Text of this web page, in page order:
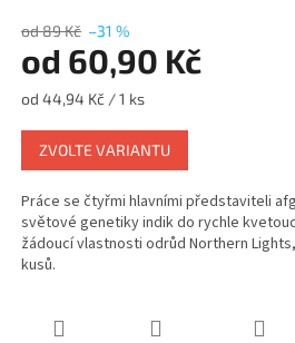
od 89 Kč –31 %
od 60,90 Kč
Měrná
od 44,94 Kč / 1 ks
ZVOLTE VARIANTU
Práce se čtyřmi hlavními představiteli
světové genetiky indik do rychle
žádoucí vlastnosti odrůd Northern
kusů.